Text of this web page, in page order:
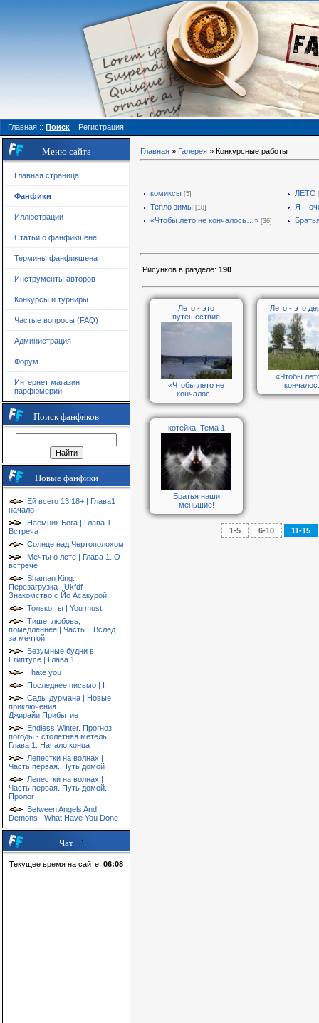
Главная :: Поиск :: Регистрация
Меню сайта
Главная страница
Фанфики
Иллюстрации
Статьи о фанфикшене
Термины фанфикшена
Инструменты авторов
Конкурсы и турниры
Частые вопросы (FAQ)
Администрация
Форум
Интернет магазин
парфюмерии
Поиск фанфиков
Новые фанфики
Ей всего 13 18+ | Глава1
начало
Наёмник Бога | Глава 1.
Встреча
Солнце над Чертополохом
Мечты о лете | Глава 1. О
встрече
Shaman King.
Перезагрузка | Ukfdf
Знакомство с Йо Асакурой
Только ты | You must
Тише, любовь,
помедленнее | Часть I. Вслед
за мечтой
Безумные будни в
Египтусе | Глава 1
I hate you
Последнее письмо | I
Сады дурмана | Новые
приключения
Джирайи:Прибытие
Endless Winter. Прогноз
погоды - столетняя метель |
Глава 1. Начало конца
Лепестки на волнах |
Часть первая. Путь домой
Лепестки на волнах |
Часть первая. Путь домой.
Пролог
Between Angels And
Demons | What Have You Done
Чат
Текущее время на сайте: 06:08
Главная » Галерея » Конкурсные работы
комиксы [5] ЛЕТО
Тепло зимы [18]
Я –
«Чтобы лето не кончалось…» [36]
Рисунков в разделе: 190
Лето - это
путешествия
«Чтобы лето не
кончалос...
Лето - это
«Чтобы
котейка. Тема 1
Братья наши
меньшие!
1-5 6-10 11-15